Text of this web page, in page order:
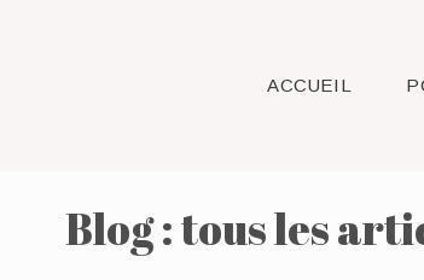
ACCUEIL
Blog : tous les